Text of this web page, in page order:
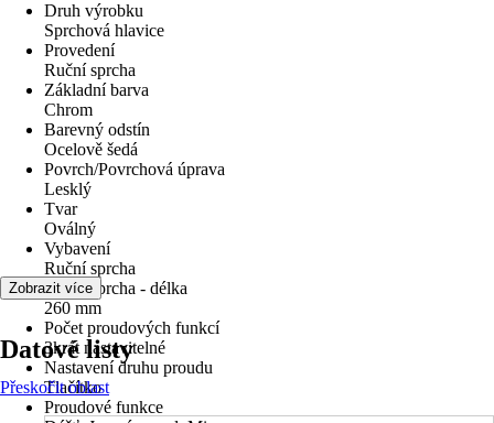
Druh výrobku
Sprchová hlavice
Provedení
Ruční sprcha
Základní barva
Chrom
Barevný odstín
Ocelově šedá
Povrch/Povrchová úprava
Lesklý
Tvar
Oválný
Vybavení
Ruční sprcha
Ruční sprcha - délka
260 mm
Počet proudových funkcí
3krát nastavitelné
Nastavení druhu proudu
Tlačítko
Proudové funkce
Zobrazit více
Datové listy
Přeskočit oblast